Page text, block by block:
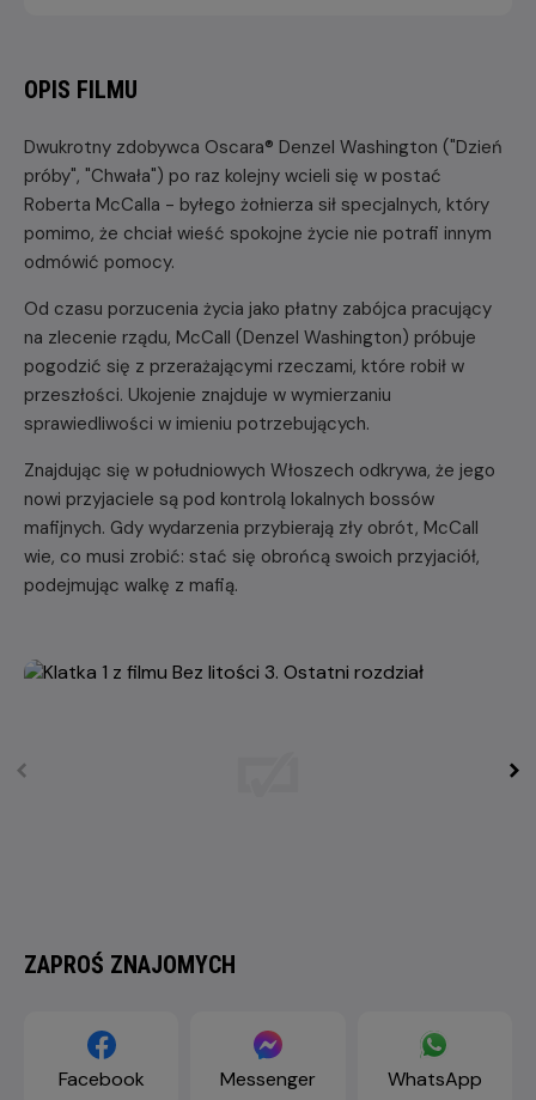
OPIS FILMU
Dwukrotny zdobywca Oscara® Denzel Washington ("Dzień
próby", "Chwała") po raz kolejny wcieli się w postać
Roberta McCalla - byłego żołnierza sił specjalnych, który
pomimo, że chciał wieść spokojne życie nie potrafi innym
odmówić pomocy.
Od czasu porzucenia życia jako płatny zabójca pracujący
na zlecenie rządu, McCall (Denzel Washington) próbuje
pogodzić się z przerażającymi rzeczami, które robił w
przeszłości. Ukojenie znajduje w wymierzaniu
sprawiedliwości w imieniu potrzebujących.
Znajdując się w południowych Włoszech odkrywa, że jego
nowi przyjaciele są pod kontrolą lokalnych bossów
mafijnych. Gdy wydarzenia przybierają zły obrót, McCall
wie, co musi zrobić: stać się obrońcą swoich przyjaciół,
podejmując walkę z mafią.
ZAPROŚ ZNAJOMYCH
Facebook Messenger WhatsApp